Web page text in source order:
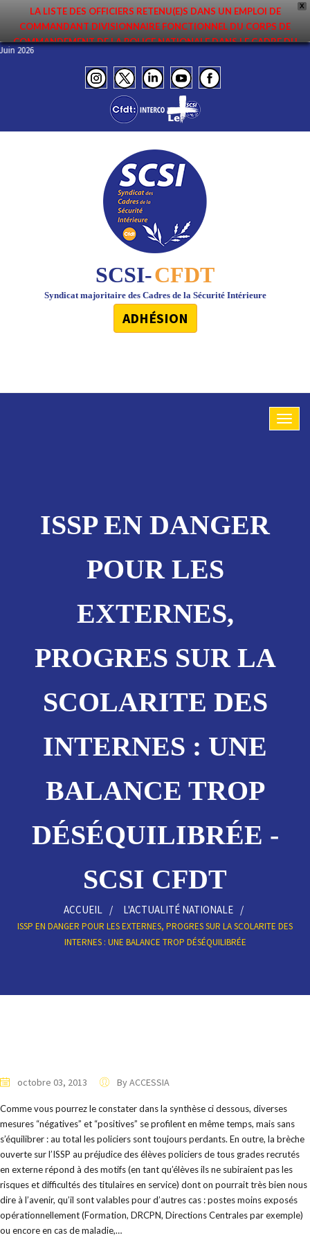
X
LA LISTE DES OFFICIERS RETENU(E)S DANS UN EMPLOI DE
COMMANDANT DIVISIONNAIRE FONCTIONNEL DU CORPS DE
COMMANDEMENT DE LA POLICE NATIONALE DANS LE CADRE DU
PREMIER MOUVEMENT 2026 A ÉTÉ DIFFUSÉE. ELLE EST DISPONIBLE EN
PAGES PROTÉGÉES DU SITE. FÉLICITATIONS AUX NOMMÉ(E)S !
– Juin 2026
SCSI-CFDT
Syndicat majoritaire des Cadres de la Sécurité Intérieure
ADHÉSION
ISSP EN DANGER
POUR LES
EXTERNES,
PROGRES SUR LA
SCOLARITE DES
INTERNES : UNE
BALANCE TROP
DÉSÉQUILIBRÉE -
SCSI CFDT
ACCUEIL L'ACTUALITÉ NATIONALE
ISSP EN DANGER POUR LES EXTERNES, PROGRES SUR LA SCOLARITE DES
INTERNES : UNE BALANCE TROP DÉSÉQUILIBRÉE
octobre 03, 2013 By ACCESSIA
Comme vous pourrez le constater dans la synthèse ci dessous, diverses
mesures “négatives” et “positives” se profilent en même temps, mais sans
s’équilibrer : au total les policiers sont toujours perdants. En outre, la brèche
ouverte sur l’ISSP au préjudice des élèves policiers de tous grades recrutés
en externe répond à des motifs (en tant qu’élèves ils ne subiraient pas les
risques et difficultés des titulaires en service) dont on pourrait très bien nous
dire à l’avenir, qu’il sont valables pour d’autres cas : postes moins exposés
opérationnellement (Formation, DRCPN, Directions Centrales par exemple)
ou encore en cas de maladie,…